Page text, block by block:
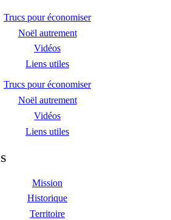
Trucs pour économiser
Noël autrement
Vidéos
Liens utiles
Trucs pour économiser
Noël autrement
Vidéos
Liens utiles
Mission
Historique
Territoire